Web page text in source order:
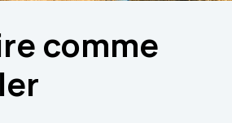
comme